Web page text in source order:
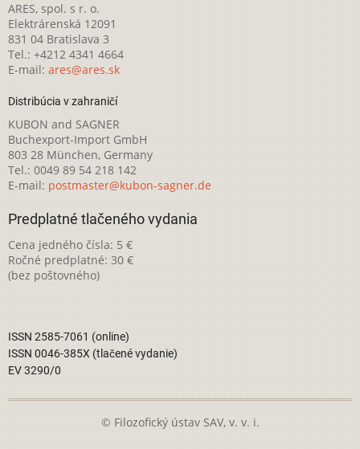
ARES, spol. s r. o.
Elektrárenská 12091
831 04 Bratislava 3
Tel.: +4212 4341 4664
E-mail: ares@ares.sk
Distribúcia v zahraničí
KUBON and SAGNER
Buchexport-Import GmbH
803 28 München, Germany
Tel.: 0049 89 54 218 142
E-mail: postmaster@kubon-sagner.de
Predplatné tlačeného vydania
Cena jedného čísla: 5 €
Ročné predplatné: 30 €
(bez poštovného)
ISSN 2585-7061 (online)
ISSN 0046-385X (tlačené vydanie)
EV 3290/0
© Filozofický ústav SAV, v. v. i.